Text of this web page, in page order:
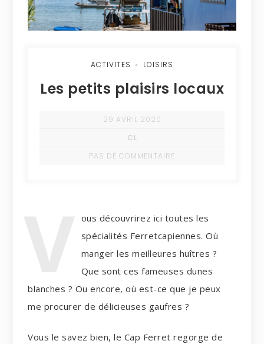
ACTIVITES LOISIRS
Les petits plaisirs locaux
29 AVRIL 2020
CL
PAS DE COMMENTAIRE
ous découvrirez ici toutes les
spécialités Ferretcapiennes. Où
manger les meilleures huîtres ?
Que sont ces fameuses dunes
blanches ? Ou encore, où est-ce que je peux
me procurer de délicieuses gaufres ?
Vous le savez bien, le Cap Ferret regorge de